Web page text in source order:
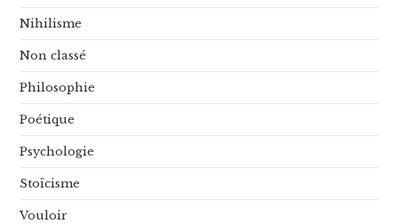
Nihilisme
Non classé
Philosophie
Poétique
Psychologie
Stoïcisme
Vouloir